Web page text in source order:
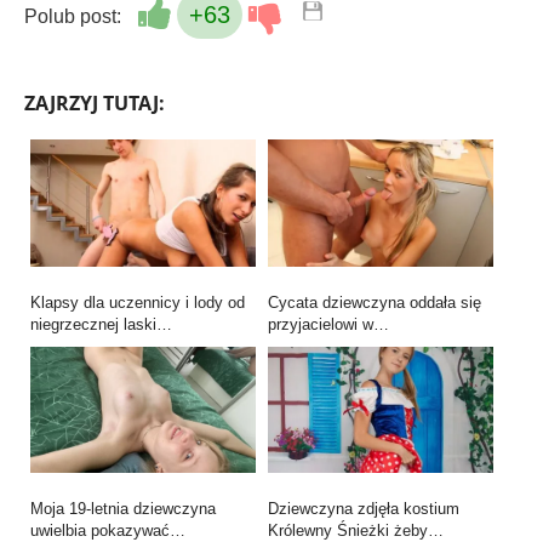
Polub post: +63
ZAJRZYJ TUTAJ:
Klapsy dla uczennicy i lody od
niegrzecznej laski…
Cycata dziewczyna oddała się
przyjacielowi w…
Moja 19-letnia dziewczyna
uwielbia pokazywać…
Dziewczyna zdjęła kostium
Królewny Śnieżki żeby…